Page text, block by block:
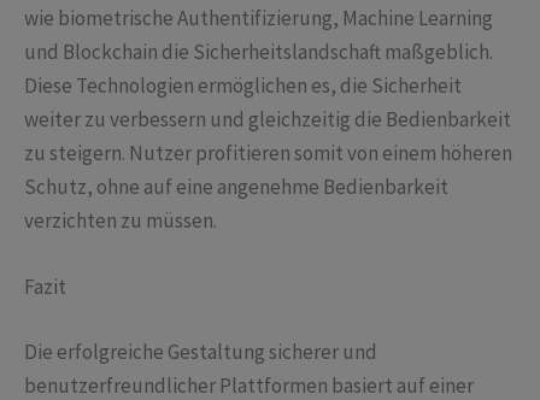
wie biometrische Authentifizierung, Machine Learning
und Blockchain die Sicherheitslandschaft maßgeblich.
Diese Technologien ermöglichen es, die Sicherheit
weiter zu verbessern und gleichzeitig die Bedienbarkeit
zu steigern. Nutzer profitieren somit von einem höheren
Schutz, ohne auf eine angenehme Bedienbarkeit
verzichten zu müssen.
Fazit
Die erfolgreiche Gestaltung sicherer und
benutzerfreundlicher Plattformen basiert auf einer